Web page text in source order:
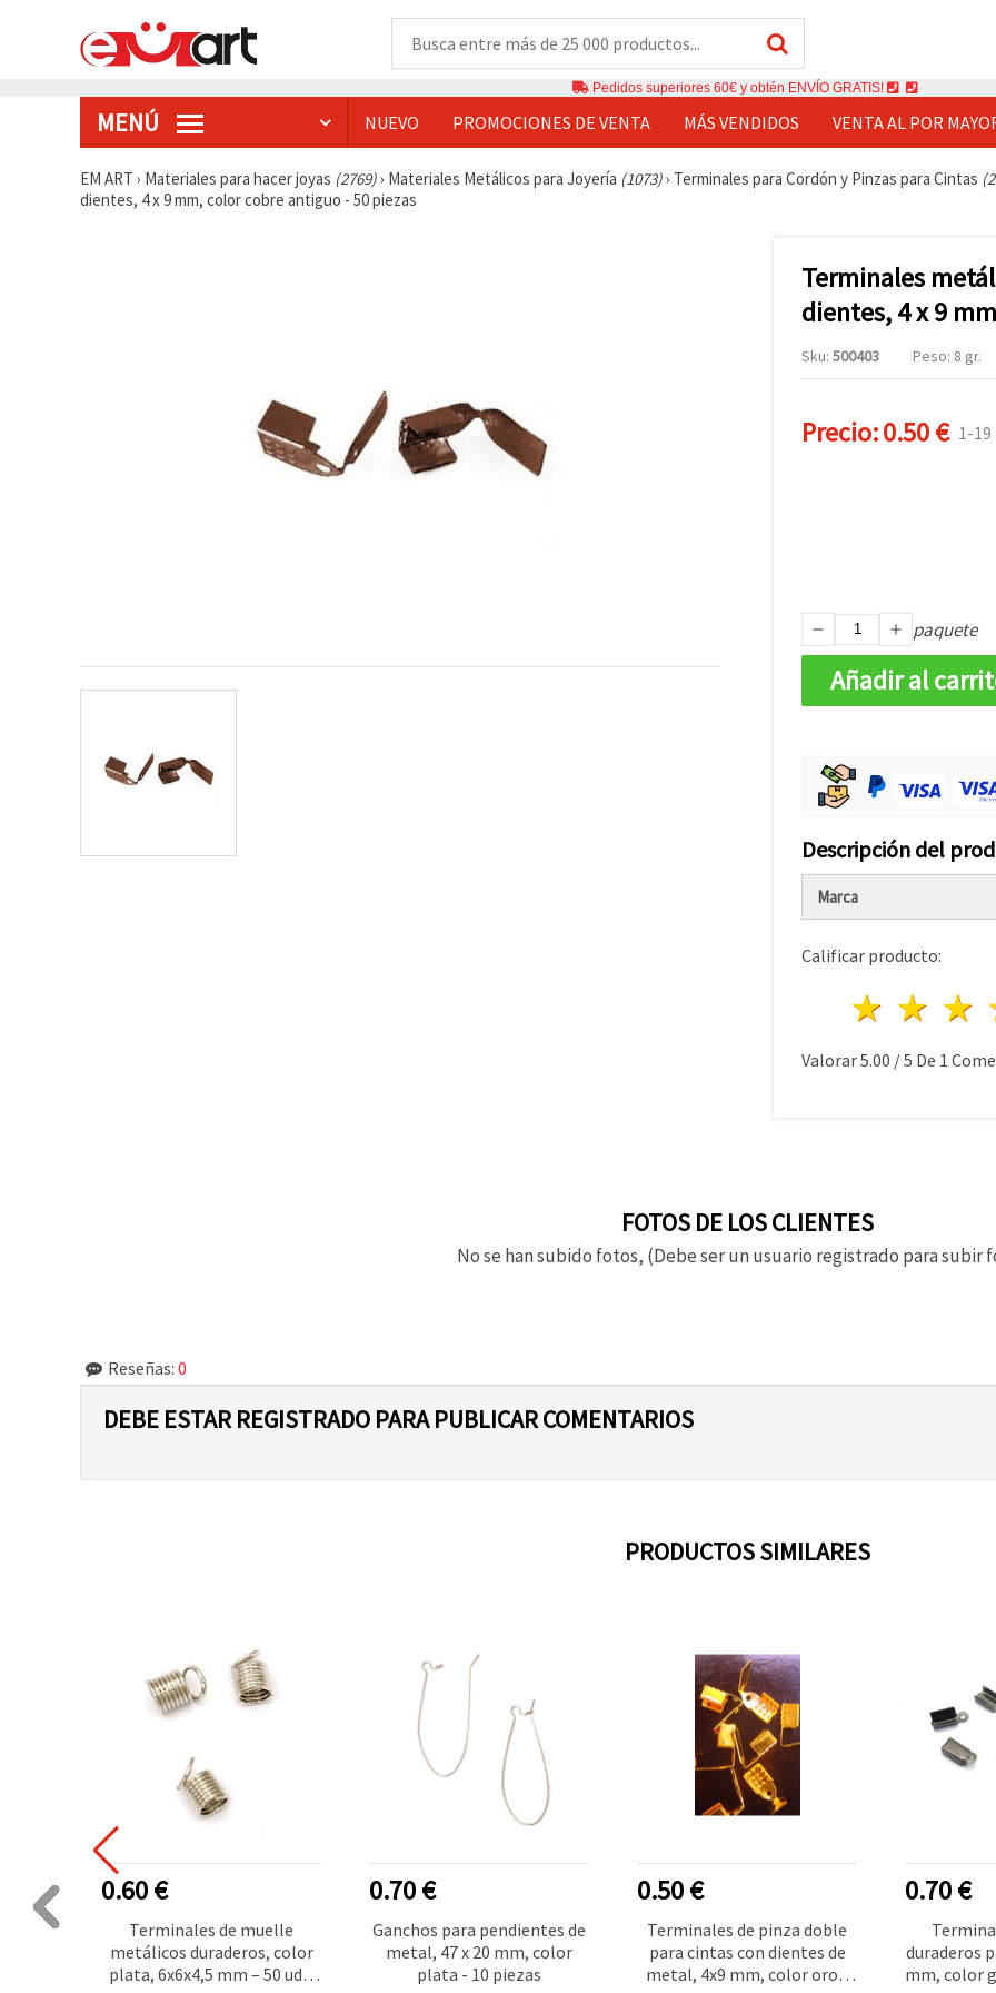
Pedidos superiores 60€ y obtén ENVÍO GRATIS!
MENÚ NUEVO PROMOCIONES DE VENTA MÁS VENDIDOS VENTA AL POR
EM ART › Materiales para hacer joyas (2769)› Materiales Metálicos para Joyería (1073)› Terminales para Cordón y Pinzas para Cintas
dientes, 4 x 9 mm, color cobre antiguo - 50 piezas
Terminales
dientes, 4 x 9
Sku: 500403 Peso: 8 gr.
Precio:0.50 € 1-
paquete
Añadir al
Descripción del
Marca
Calificar producto:
2
1
Valorar5.00 /5 De 1
FOTOS DE LOS CLIENTES
No se han subido fotos, (Debe ser un usuario registrado para subir
Reseñas: 0
DEBE ESTAR REGISTRADO PARA PUBLICAR COMENTARIOS
PRODUCTOS SIMILARES
0.60 €
Terminales de muelle
metálicos duraderos, color
plata, 6x6x4,5 mm – 50 uds,
0.70 €
Ganchos para pendientes de
metal, 47 x 20 mm, color
plata - 10 piezas
0.50 €
Terminales de pinza doble
para cintas con dientes de
metal, 4x9 mm, color oro -
0.70 €
duraderos
mm, color